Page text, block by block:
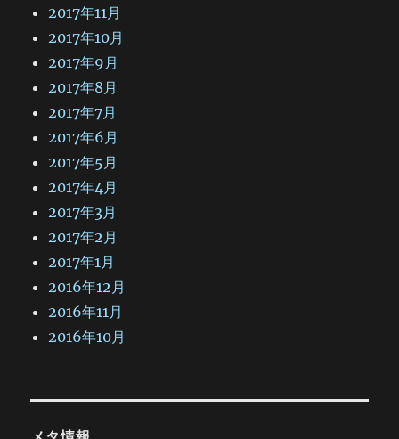
2017年11月
2017年10月
2017年9月
2017年8月
2017年7月
2017年6月
2017年5月
2017年4月
2017年3月
2017年2月
2017年1月
2016年12月
2016年11月
2016年10月